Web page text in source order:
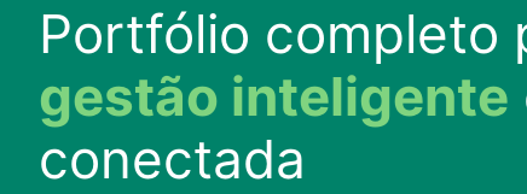
Portfólio completo
gestão inteligente
conectada